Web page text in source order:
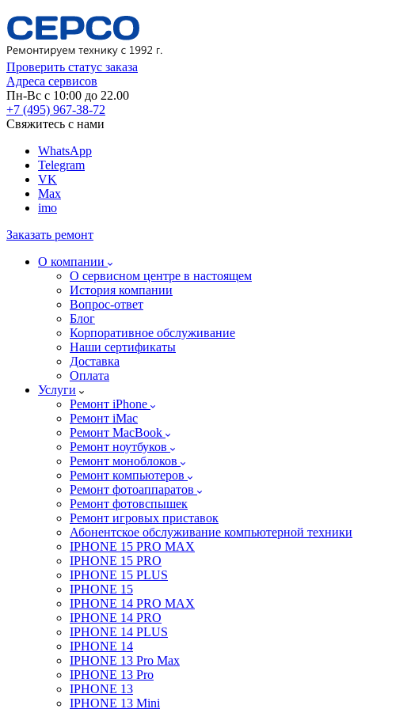
Проверить статус заказа
Адреса сервисов
Пн-Вс с 10:00 до 22.00
+7 (495) 967-38-72
Свяжитесь с нами
WhatsApp
Telegram
VK
Max
imo
Заказать ремонт
О компании
О сервисном центре в настоящем
История компании
Вопрос-ответ
Блог
Корпоративное обслуживание
Наши сертификаты
Доставка
Оплата
Услуги
Ремонт iPhone
Ремонт iMac
Ремонт MacBook
Ремонт ноутбуков
Ремонт моноблоков
Ремонт компьютеров
Ремонт фотоаппаратов
Ремонт фотовспышек
Ремонт игровых приставок
Абонентское обслуживание компьютерной техники
IPHONE 15 PRO MAX
IPHONE 15 PRO
IPHONE 15 PLUS
IPHONE 15
IPHONE 14 PRO MAX
IPHONE 14 PRO
IPHONE 14 PLUS
IPHONE 14
IPHONE 13 Pro Max
IPHONE 13 Pro
IPHONE 13
IPHONE 13 Mini